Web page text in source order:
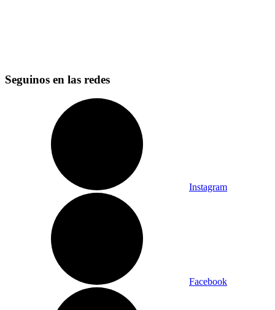
Seguinos en las redes
Instagram
Facebook